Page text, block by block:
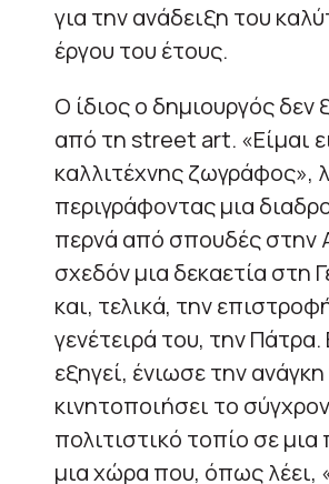
για την ανάδειξη του
έργου του έτους.
Ο ίδιος ο δημιουργός δεν
από τη street art. «Είμαι
καλλιτέχνης ζωγράφος»,
περιγράφοντας μια
περνά από σπουδές στην
σχεδόν μια δεκαετία στη
και, τελικά, την
γενέτειρά του, την
εξηγεί, ένιωσε την ανάγκη
κινητοποιήσει το
πολιτιστικό τοπίο σε μια
μια χώρα που, όπως λέει,